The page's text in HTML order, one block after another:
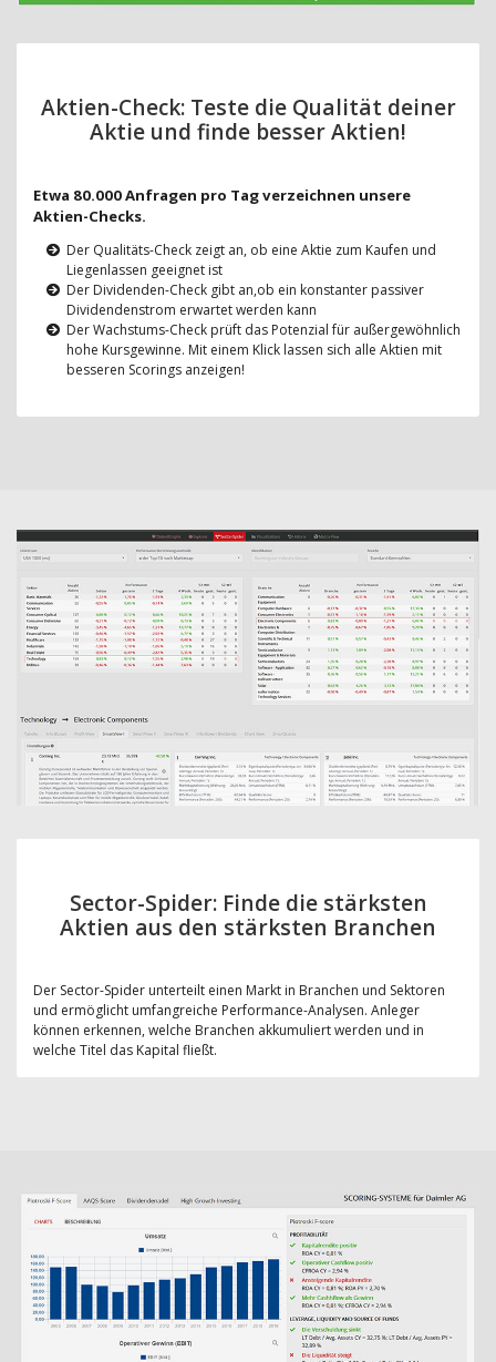
Aktien-Check: Teste die Qualität deiner
Aktie und finde besser Aktien!
Etwa 80.000 Anfragen pro Tag verzeichnen unsere
Aktien-Checks.
Der Qualitäts-Check zeigt an, ob eine Aktie zum Kaufen und
Liegenlassen geeignet ist
Der Dividenden-Check gibt an,ob ein konstanter passiver
Dividendenstrom erwartet werden kann
Der Wachstums-Check prüft das Potenzial für außergewöhnlich
hohe Kursgewinne. Mit einem Klick lassen sich alle Aktien mit
besseren Scorings anzeigen!
Sector-Spider: Finde die stärksten
Aktien aus den stärksten Branchen
Der Sector-Spider unterteilt einen Markt in Branchen und Sektoren
und ermöglicht umfangreiche Performance-Analysen. Anleger
können erkennen, welche Branchen akkumuliert werden und in
welche Titel das Kapital fließt.